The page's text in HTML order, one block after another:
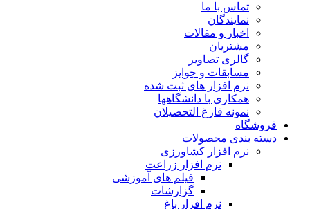
تماس با ما
نمایندگان
اخبار و مقالات
مشتریان
گالری تصاویر
مسابقات و جوایز
نرم افزار های ثبت شده
همکاری با دانشگاهها
نمونه فارغ التحصیلان
فروشگاه
دسته بندی محصولات
نرم افزار کشاورزی
نرم افزار زراعت
فیلم های آموزشی
گزارشات
نرم افزار باغ